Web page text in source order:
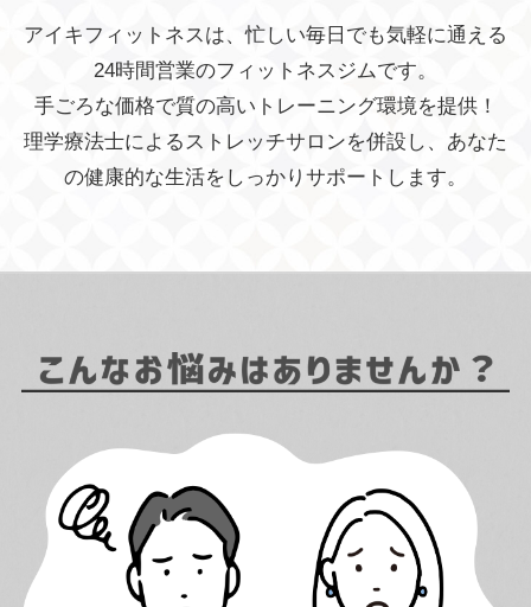
アイキフィットネスは、忙しい毎日でも気軽に通える
24時間営業のフィットネスジムです。
手ごろな価格で質の高いトレーニング環境を提供！
理学療法士によるストレッチサロンを併設し、あなた
の健康的な生活をしっかりサポートします。